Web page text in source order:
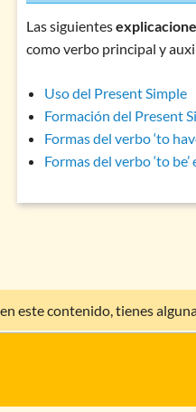
Las siguientes
como verbo principal y
Uso del Present Simple
Formación del Present
Formas del verbo ‘to
Formas del verbo ‘to
este contenido, tienes